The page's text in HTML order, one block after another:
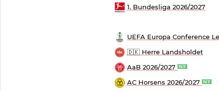
1. Bundesliga 2026/2027
UEFA Europa Conference
🇩🇰 Herre Landsholdet
AaB 2026/2027
AC Horsens 2026/2027